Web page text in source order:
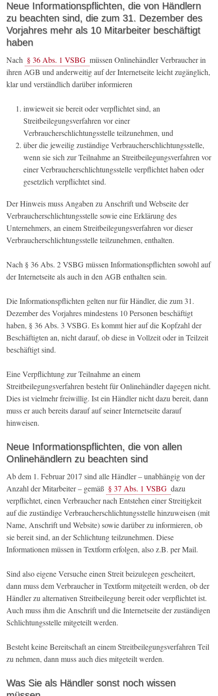
Neue Informationspflichten, die von Händlern
zu beachten sind, die zum 31. Dezember des
Vorjahres mehr als 10 Mitarbeiter beschäftigt
haben
Nach § 36 Abs. 1 VSBG müssen Onlinehändler Verbraucher in
ihren AGB und anderweitig auf der Internetseite leicht zugänglich,
klar und verständlich darüber informieren
inwieweit sie bereit oder verpflichtet sind, an
Streitbeilegungsverfahren vor einer
Verbraucherschlichtungsstelle teilzunehmen, und
über die jeweilig zuständige Verbraucherschlichtungsstelle,
wenn sie sich zur Teilnahme an Streitbeilegungsverfahren vor
einer Verbraucherschlichtungsstelle verpflichtet haben oder
gesetzlich verpflichtet sind.
Der Hinweis muss Angaben zu Anschrift und Webseite der
Verbraucherschlichtungsstelle sowie eine Erklärung des
Unternehmers, an einem Streitbeilegungsverfahren vor dieser
Verbraucherschlichtungsstelle teilzunehmen, enthalten.
Nach § 36 Abs. 2 VSBG müssen Informationspflichten sowohl auf
der Internetseite als auch in den AGB enthalten sein.
Die Informationspflichten gelten nur für Händler, die zum 31.
Dezember des Vorjahres mindestens 10 Personen beschäftigt
haben, § 36 Abs. 3 VSBG. Es kommt hier auf die Kopfzahl der
Beschäftigten an, nicht darauf, ob diese in Vollzeit oder in Teilzeit
beschäftigt sind.
Eine Verpflichtung zur Teilnahme an einem
Streitbeilegungsverfahren besteht für Onlinehändler dagegen nicht.
Dies ist vielmehr freiwillig. Ist ein Händler nicht dazu bereit, dann
muss er auch bereits darauf auf seiner Internetseite darauf
hinweisen.
Neue Informationspflichten, die von allen
Onlinehändlern zu beachten sind
Ab dem 1. Februar 2017 sind alle Händler – unabhängig von der
Anzahl der Mitarbeiter – gemäß § 37 Abs. 1 VSBG dazu
verpflichtet, einen Verbraucher nach Entstehen einer Streitigkeit
auf die zuständige Verbraucherschlichtungsstelle hinzuweisen (mit
Name, Anschrift und Website) sowie darüber zu informieren, ob
sie bereit sind, an der Schlichtung teilzunehmen. Diese
Informationen müssen in Textform erfolgen, also z.B. per Mail.
Sind also eigene Versuche einen Streit beizulegen gescheitert,
dann muss dem Verbraucher in Textform mitgeteilt werden, ob der
Händler zu alternativen Streitbeilegung bereit oder verpflichtet ist.
Auch muss ihm die Anschrift und die Internetseite der zuständigen
Schlichtungsstelle mitgeteilt werden.
Besteht keine Bereitschaft an einem Streitbeilegungsverfahren Teil
zu nehmen, dann muss auch dies mitgeteilt werden.
Was Sie als Händler sonst noch wissen